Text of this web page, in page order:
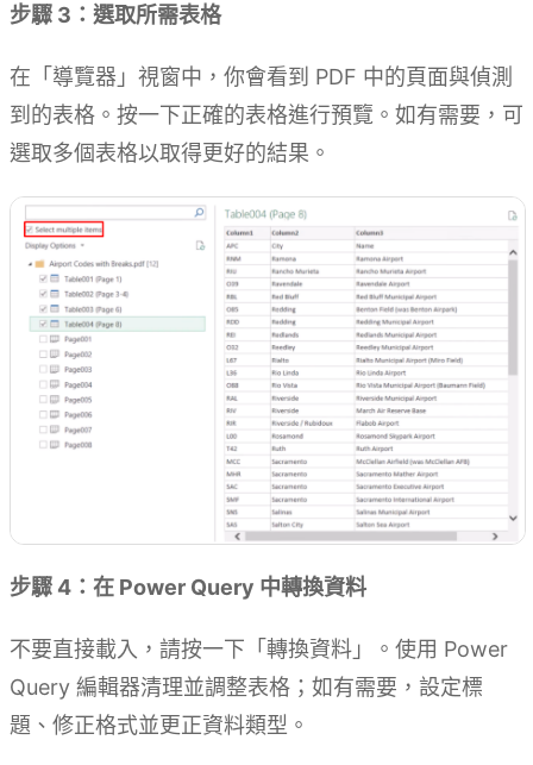
步驟 3：選取所需表格
在「導覽器」視窗中，你會看到 PDF 中的頁面與偵測
到的表格。按一下正確的表格進行預覽。如有需要，可
選取多個表格以取得更好的結果。
步驟 4：在 Power Query 中轉換資料
不要直接載入，請按一下「轉換資料」。使用 Power
Query 編輯器清理並調整表格；如有需要，設定標
題、修正格式並更正資料類型。